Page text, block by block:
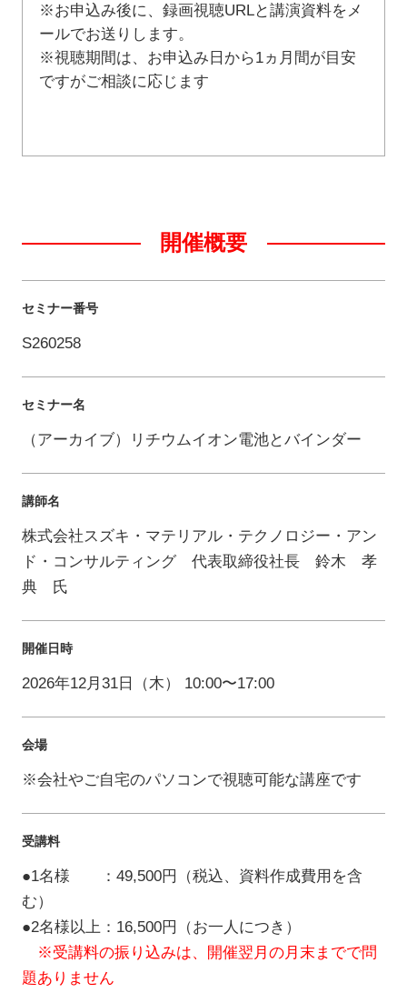
※お申込み後に、録画視聴URLと講演資料をメ
ールでお送りします。
※視聴期間は、お申込み日から1ヵ月間が目安
ですがご相談に応じます
開催概要
セミナー番号
S260258
セミナー名
（アーカイブ）リチウムイオン電池とバインダー
講師名
株式会社スズキ・マテリアル・テクノロジー・アン
ド・コンサルティング 代表取締役社長 鈴木 孝
典 氏
開催日時
2026年12月31日（木） 10:00〜17:00
会場
※会社やご自宅のパソコンで視聴可能な講座です
受講料
●1名様 ：49,500円（税込、資料作成費用を含
む）
●2名様以上：16,500円（お一人につき）
※受講料の振り込みは、開催翌月の月末までで問
題ありません